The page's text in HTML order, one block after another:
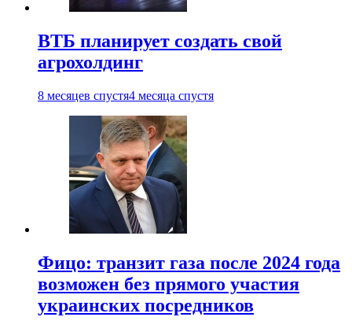
ВТБ планирует создать свой
агрохолдинг
8 месяцев спустя4 месяца спустя
Фицо: транзит газа после 2024 года
возможен без прямого участия
украинских посредников